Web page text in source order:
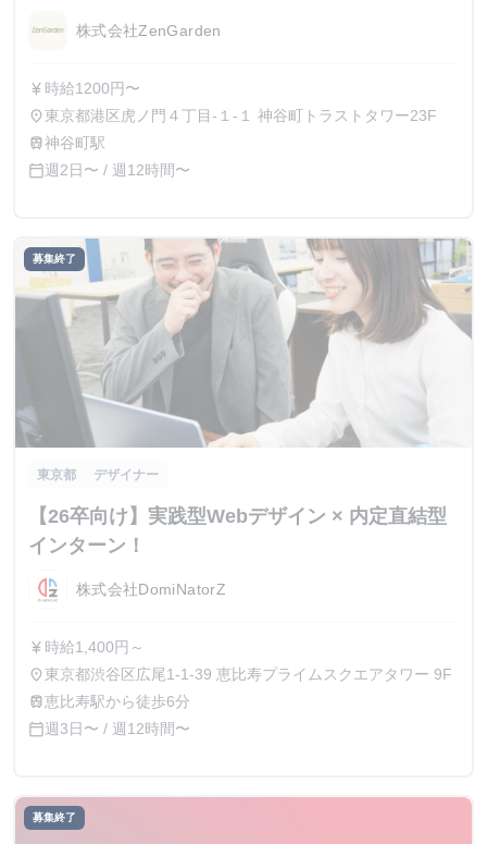
株式会社ZenGarden
currency_yen 時給1200円〜
place東京都港区虎ノ門４丁目-１-１ 神谷町トラストタワー23F
train神谷町駅
calendar_today週2日〜 / 週12時間〜
募集終了
東京都 デザイナー
【26卒向け】実践型Webデザイン × 内定直結型
インターン！
株式会社DomiNatorZ
currency_yen 時給1,400円～
place東京都渋谷区広尾1-1-39 恵比寿プライムスクエアタワー 9F
train恵比寿駅から徒歩6分
calendar_today週3日〜 / 週12時間〜
募集終了